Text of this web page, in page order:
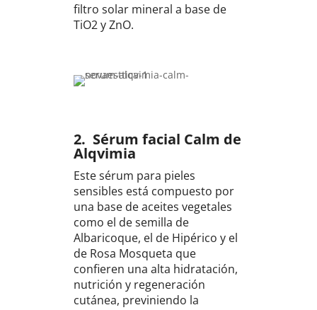
filtro solar mineral a base de
TiO2 y ZnO.
2. Sérum facial Calm de
Alqvimia
Este sérum para pieles
sensibles está compuesto por
una base de aceites vegetales
como el de semilla de
Albaricoque, el de Hipérico y el
de Rosa Mosqueta que
confieren una alta hidratación,
nutrición y regeneración
cutánea, previniendo la